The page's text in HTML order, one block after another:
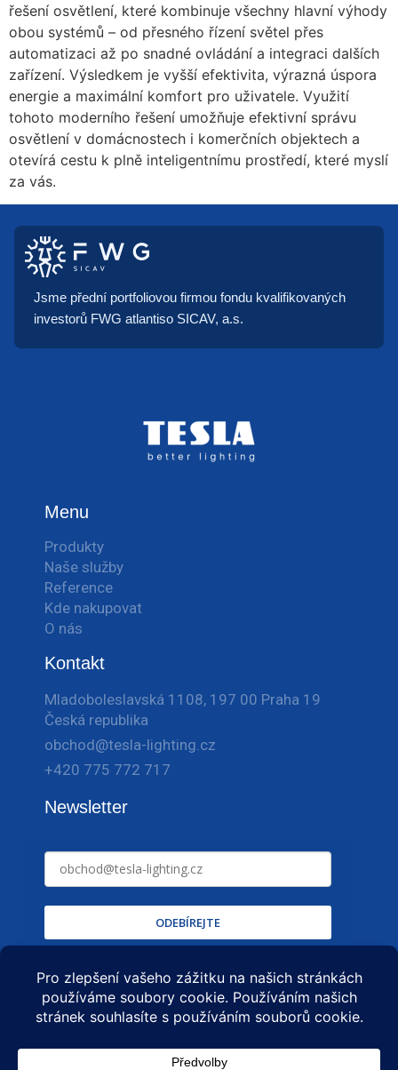
řešení osvětlení, které kombinuje všechny hlavní výhody
obou systémů – od přesného řízení světel přes
automatizaci až po snadné ovládání a integraci dalších
zařízení. Výsledkem je vyšší efektivita, výrazná úspora
energie a maximální komfort pro uživatele. Využití
tohoto moderního řešení umožňuje efektivní správu
osvětlení v domácnostech i komerčních objektech a
otevírá cestu k plně inteligentnímu prostředí, které myslí
za vás.
Jsme přední portfoliovou firmou fondu kvalifikovaných
investorů FWG atlantiso SICAV, a.s.
Menu
Produkty
Naše služby
Reference
Kde nakupovat
O nás
Kontakt
Mladoboleslavská 1108, 197 00 Praha 19
Česká republika
obchod@tesla-lighting.cz
+420 775 772 717
Newsletter
ODEBÍREJTE